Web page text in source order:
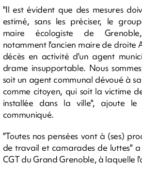
"Il est évident que des mesures
estimé, sans les préciser, le
maire écologiste de
notamment l'ancien maire de droite
décès en activité d'un agent
drame insupportable. Nous
soit un agent communal dévoué à
comme citoyen, qui soit la victime
installée dans la ville", ajoute
communiqué.
"Toutes nos pensées vont à (ses)
de travail et camarades de luttes"
CGT du Grand Grenoble, à laquelle